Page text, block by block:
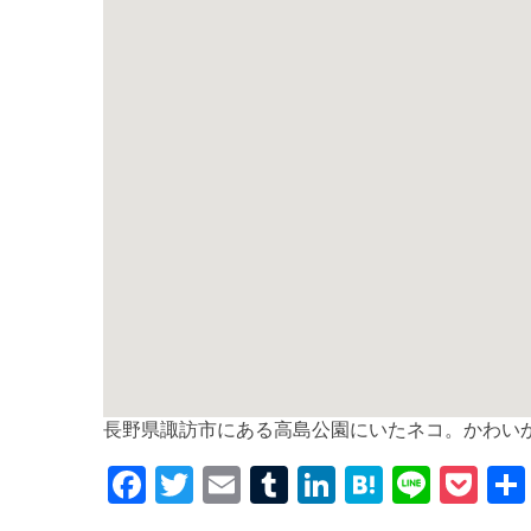
長野県諏訪市にある高島公園にいたネコ。かわい
F T E T Li H Li P